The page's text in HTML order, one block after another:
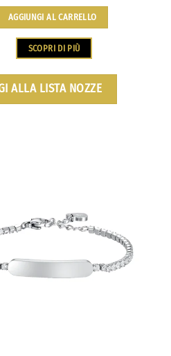
AGGIUNGI AL CARRELLO
SCOPRI DI PIÙ
ALLA LISTA NOZZE